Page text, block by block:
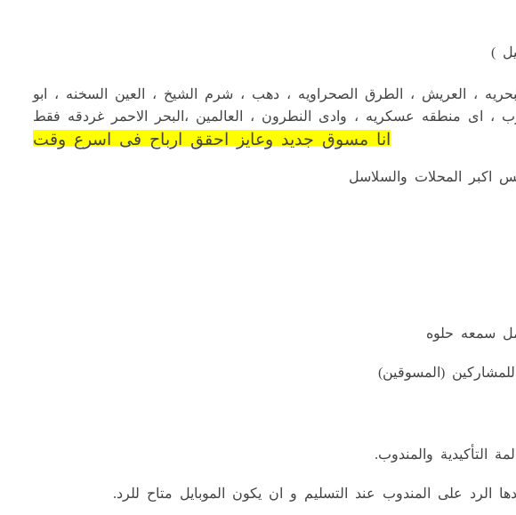
)
، العريش ، الطرق الصحراويه ، دهب ، شرم الشيخ ، العين السخنه ، ابو
، اى منطقه عسكريه ، وادى النطرون ، العالمين ،البحر الاحمر غردقه فقط
انا مسوق جديد وعايز احقق ارباح فى اسرع وقت
اكبر المحلات والسلاسل
سمعه حلوه
(المسوقين)
التأكيدية والمندوب.
الرد على المندوب عند التسليم و ان يكون الموبايل متاح للرد.